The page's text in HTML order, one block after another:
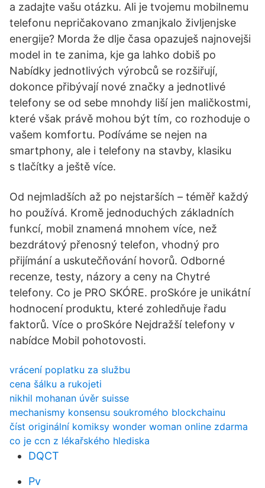
a zadajte vašu otázku. Ali je tvojemu mobilnemu
telefonu nepričakovano zmanjkalo življenjske
energije? Morda že dlje časa opazuješ najnovejši
model in te zanima, kje ga lahko dobiš po
Nabídky jednotlivých výrobců se rozšiřují,
dokonce přibývají nové značky a jednotlivé
telefony se od sebe mnohdy liší jen maličkostmi,
které však právě mohou být tím, co rozhoduje o
vašem komfortu. Podíváme se nejen na
smartphony, ale i telefony na stavby, klasiku
s tlačítky a ještě více.
Od nejmladších až po nejstarších – téměř každý
ho používá. Kromě jednoduchých základních
funkcí, mobil znamená mnohem více, než
bezdrátový přenosný telefon, vhodný pro
přijímání a uskutečňování hovorů. Odborné
recenze, testy, názory a ceny na Chytré
telefony. Co je PRO SKÓRE. proSkóre je unikátní
hodnocení produktu, které zohledňuje řadu
faktorů. Více o proSkóre Nejdražší telefony v
nabídce Mobil pohotovosti.
vrácení poplatku za službu
cena šálku a rukojeti
nikhil mohanan úvěr suisse
mechanismy konsensu soukromého blockchainu
číst originální komiksy wonder woman online zdarma
co je ccn z lékařského hlediska
DQCT
Pv